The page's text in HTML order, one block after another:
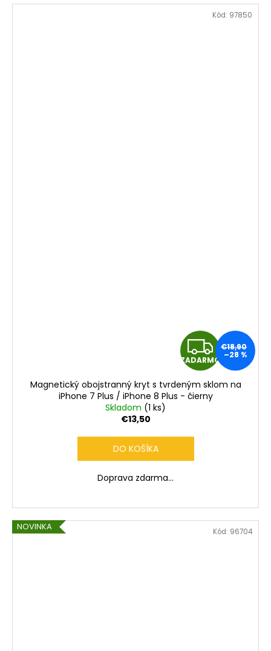
Z
A
D
ZADARMO
€18,90
–28 %
Magnetický obojstranný kryt s tvrdeným sklom na
iPhone 7 Plus / iPhone 8 Plus - čierny
Skladom (1 ks)
€13,50
DO KOŠÍKA
Doprava zdarma...
Kód: 97850
NOVINKA Kód: 96704